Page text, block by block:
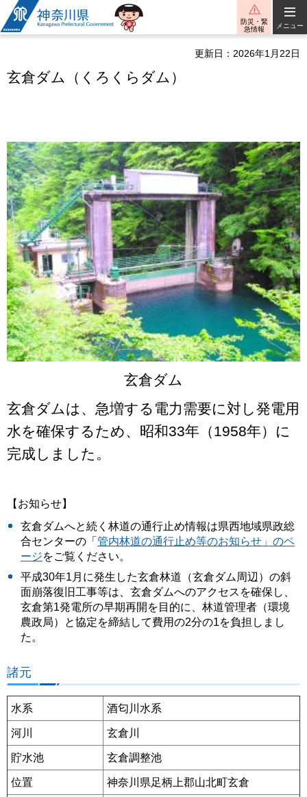
神奈川県
防災・緊
急情報
メニュー
更新日：2026年1月22日
玄倉ダム（くろくらダム）
玄倉ダム
玄倉ダムは、急増する電力需要に対し発電用
水を確保するため、昭和33年（1958年）に
完成しました。
【お知らせ】
玄倉ダムへと続く林道の通行止め情報は県西地域県政総
合センターの「 管内林道の通行止め等のお知らせ」のペ
ージをご覧ください。
平成30年1月に発生した玄倉林道（玄倉ダム周辺）の斜
面崩落復旧工事等は、玄倉ダムへのアクセスを確保し、
玄倉第1発電所の早期再開を目的に、林道管理者（環境
農政局）と協定を締結して費用の2分の1を負担しまし
た。
諸元
水系 酒匂川水系
河川 玄倉川
貯水池 玄倉調整池
位置 神奈川県足柄上郡山北町玄倉